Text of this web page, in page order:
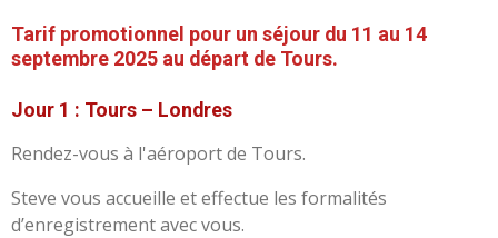
Tarif promotionnel pour un séjour du 11 au 14
septembre 2025 au départ de Tours.
Jour 1 : Tours – Londres
Rendez-vous à l'aéroport de Tours.
Steve vous accueille et effectue les formalités
d’enregistrement avec vous.